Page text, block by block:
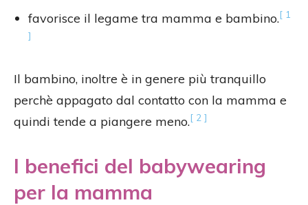
favorisce il legame tra mamma e bambino.[ 1
]
Il bambino, inoltre è in genere più tranquillo
perchè appagato dal contatto con la mamma e
quindi tende a piangere meno.[ 2 ]
I benefici del babywearing
per la mamma